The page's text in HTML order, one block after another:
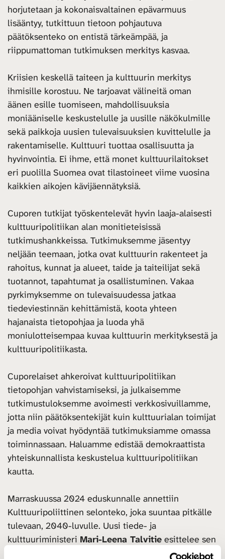
horjutetaan ja kokonaisvaltainen epävarmuus
lisääntyy, tutkittuun tietoon pohjautuva
päätöksenteko on entistä tärkeämpää, ja
riippumattoman tutkimuksen merkitys kasvaa.
Kriisien keskellä taiteen ja kulttuurin merkitys
ihmisille korostuu. Ne tarjoavat välineitä oman
äänen esille tuomiseen, mahdollisuuksia
moniääniselle keskustelulle ja uusille näkökulmille
sekä paikkoja uusien tulevaisuuksien kuvittelulle ja
rakentamiselle. Kulttuuri tuottaa osallisuutta ja
hyvinvointia. Ei ihme, että monet kulttuurilaitokset
eri puolilla Suomea ovat tilastoineet viime vuosina
kaikkien aikojen kävijäennätyksiä.
Cuporen tutkijat työskentelevät hyvin laaja-alaisesti
kulttuuripolitiikan alan monitieteisissä
tutkimushankkeissa. Tutkimuksemme jäsentyy
neljään teemaan, jotka ovat kulttuurin rakenteet ja
rahoitus, kunnat ja alueet, taide ja taiteilijat sekä
tuotannot, tapahtumat ja osallistuminen. Vakaa
pyrkimyksemme on tulevaisuudessa jatkaa
tiedeviestinnän kehittämistä, koota yhteen
hajanaista tietopohjaa ja luoda yhä
moniulotteisempaa kuvaa kulttuurin merkityksestä ja
kulttuuripolitiikasta.
Cuporelaiset ahkeroivat kulttuuripolitiikan
tietopohjan vahvistamiseksi, ja julkaisemme
tutkimustuloksemme avoimesti verkkosivuillamme,
jotta niin päätöksentekijät kuin kulttuurialan toimijat
ja media voivat hyödyntää tutkimuksiamme omassa
toiminnassaan. Haluamme edistää demokraattista
yhteiskunnallista keskustelua kulttuuripolitiikan
kautta.
Marraskuussa 2024 eduskunnalle annettiin
Kulttuuripoliittinen selonteko, joka suuntaa pitkälle
tulevaan, 2040-luvulle. Uusi tiede- ja
kulttuuriministeri Mari-Leena Talvitie esittelee sen
eduskunnalle helmikuussa. Selonteossa visioitu